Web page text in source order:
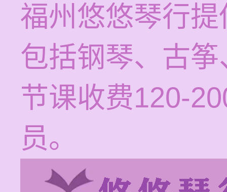
福州悠悠琴行
包括钢琴、古
节课收费120-
员。